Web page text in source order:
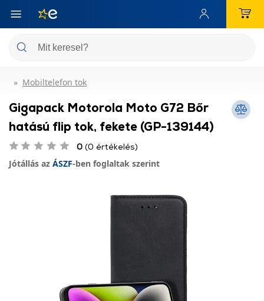
Mobiltelefon tok
Gigapack Motorola Moto G72 Bőr
hatású flip tok, fekete (GP-139144)
0 (0 értékelés)
Jótállás az ÁSZF-ben foglaltak szerint